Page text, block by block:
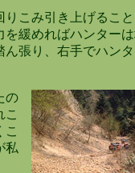
こみ引き上げること
緩めればハンター
張り、右手でハン
の
こ
こ
私